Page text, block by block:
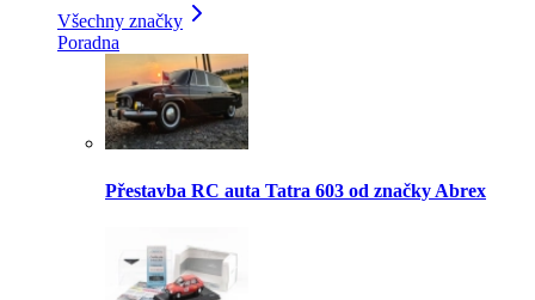
Všechny značky
Poradna
Přestavba RC auta Tatra 603 od značky Abrex